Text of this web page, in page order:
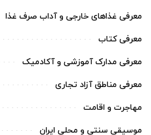
معرفی غذاهای خارجی و آداب صرف غذا
معرفی کتاب
معرفی مدارک آموزشی و آکادمیک
معرفی مناطق آزاد تجاری
مهاجرت و اقامت
موسیقی سنتی و محلی ایران